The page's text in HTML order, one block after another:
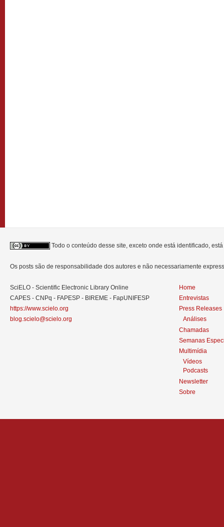
Todo o conteúdo desse site, exceto onde está identificado,
Os posts são de responsabilidade dos autores e não necessariamente
SciELO - Scientific Electronic Library Online
CAPES - CNPq - FAPESP - BIREME - FapUNIFESP
https://www.scielo.org
blog.scielo@scielo.org
Home
Entrevistas
Press Releases
Análises
Chamadas
Semanas
Multimídia
Vídeos
Podcasts
Newsletter
Sobre